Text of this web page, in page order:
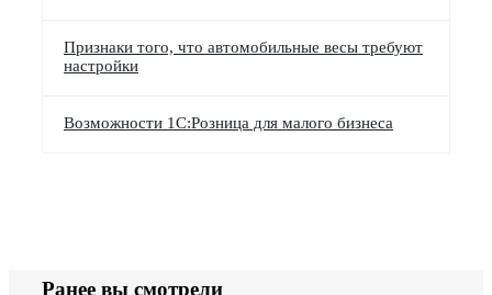
Признаки того, что автомобильные весы требуют
настройки
Возможности 1С:Розница для малого бизнеса
Ранее вы смотрели